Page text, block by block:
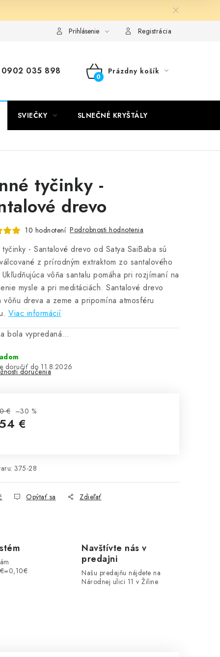
Doprava a platba Certifikáty
Prihlásenie Registrácia
035 898
NÁKUPNÝ
Prázdny košík
SVIEČKY SLNEČNÉ KRYŠTÁLY
tyčinky -
drevo
10 hodnotení Podrobnosti hodnotenia
- Santalové drevo od Satya SaiBaba sú
z prírodným extraktom zo santalového
vôňa santalu pomáha pri rozjímaní na
mysle a pri meditáciách. Santalové drevo
vôňu dreva a zeme a pripomína atmosféru
Viac informácií
bola vypredaná…
11.8.2026
doručenia
€ –30 %
€
375-28
Opýtať sa Zdieľať
Navštívte nás v
predajni
Našu predajňu nájdete na
Národnej ulici 11 v Žiline